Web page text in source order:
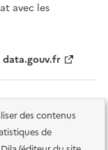
des contenus
de
avec les
data.gouv.fr